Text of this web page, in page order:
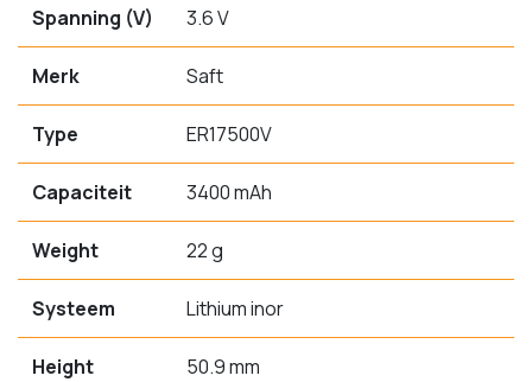
Spanning (V) 3.6 V
Merk Saft
Type ER17500V
Capaciteit 3400 mAh
Weight 22 g
Systeem Lithium inor
Height 50.9 mm